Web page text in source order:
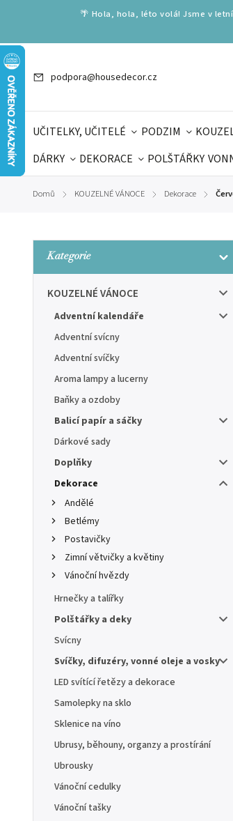
🌴 Hola, hola, léto volá! Jsme v
podpora@housedecor.cz
UČITELKY, UČITELÉ PODZIM
DÁRKY
DEKORACE POLŠTÁŘKY
SLOVENSKÉ SPECIÁLY
DÁRKOVÉ
Domů / KOUZELNÉ VÁNOCE / Dekorace /
Kategorie
KOUZELNÉ VÁNOCE
Adventní kalendáře
Adventní svícny
Adventní svíčky
Aroma lampy a lucerny
Baňky a ozdoby
Balicí papír a sáčky
Dárkové sady
Doplňky
Dekorace
Andělé
Betlémy
Postavičky
Zimní větvičky a květiny
Vánoční hvězdy
Hrnečky a talířky
Polštářky a deky
Svícny
Svíčky, difuzéry, vonné oleje a vosky
LED svítící řetězy a dekorace
Samolepky na sklo
Sklenice na víno
Ubrusy, běhouny, organzy a prostírání
Ubrousky
Vánoční cedulky
Vánoční tašky